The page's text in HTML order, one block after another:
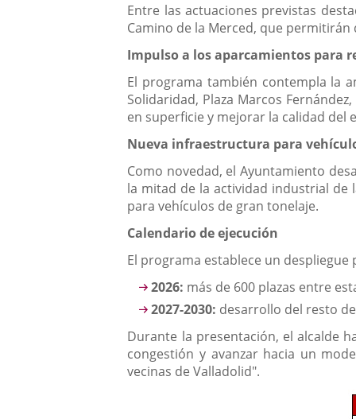
Entre las actuaciones previstas
Camino de la Merced, que
Impulso a los aparcamientos para
El programa también contempla la
Solidaridad, Plaza Marcos
en superficie y mejorar la calidad del
Nueva infraestructura para
Como novedad, el Ayuntamiento
la mitad de la actividad industrial de
para vehículos de gran tonelaje.
Calendario de ejecución
El programa establece un despliegue
2026: más de 600 plazas entre
2027-2030: desarrollo del resto
Durante la presentación, el alcalde
congestión y avanzar hacia un
vecinas de Valladolid".